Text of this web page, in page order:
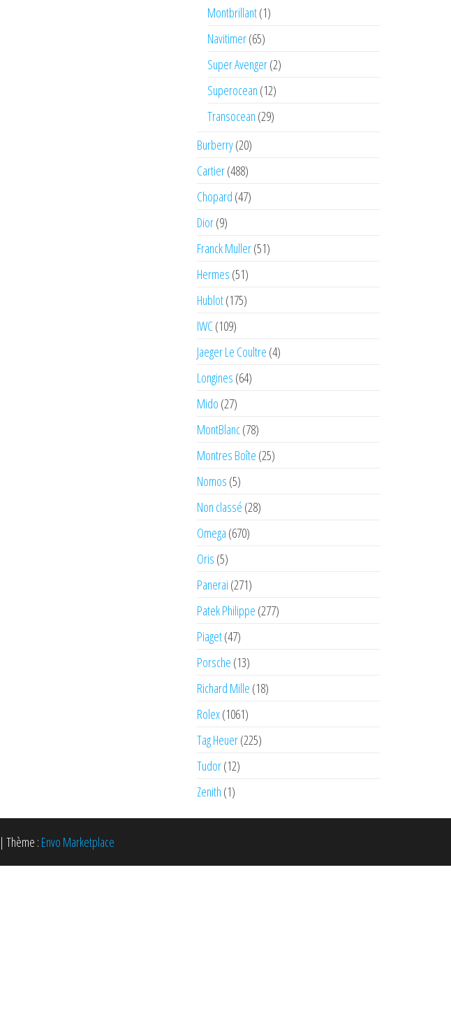
Montbrillant(1)
Navitimer(65)
Super Avenger(2)
Superocean (12)
Transocean (29)
Burberry(20)
Cartier(488)
Chopard (47)
Dior(9)
Franck Muller(51)
Hermes (51)
Hublot(175)
IWC(109)
Jaeger Le Coultre (4)
Longines (64)
Mido (27)
MontBlanc(78)
Montres Boîte (25)
Nomos (5)
Non classé (28)
Omega (670)
Oris (5)
Panerai (271)
Patek Philippe (277)
Piaget(47)
Porsche (13)
Richard Mille (18)
Rolex(1061)
Tag Heuer(225)
Tudor(12)
Zenith (1)
| Thème : Envo Marketplace